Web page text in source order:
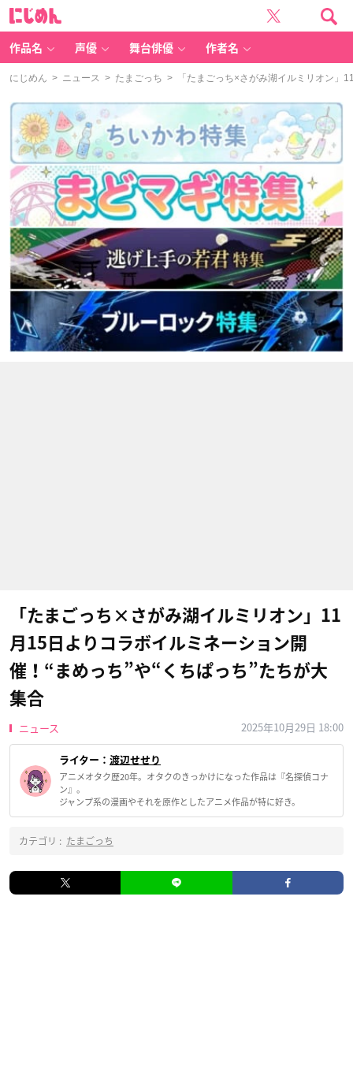
作品名 声優 舞台俳優 作者名
にじめん > ニュース > たまごっち > 「たまごっち×さがみ湖イルミリオン」
「たまごっち×さがみ湖イルミリオン」11
月15日よりコラボイルミネーション開
催！“まめっち”や“くちぱっち”たちが大
集合
ニュース 2025年10月29日 18:00
ライター： 渡辺せせり
アニメオタク歴20年。オタクのきっかけになった作品は『名探偵コナ
ン』。
ジャンプ系の漫画やそれを原作としたアニメ作品が特に好き。
カテゴリ : たまごっち